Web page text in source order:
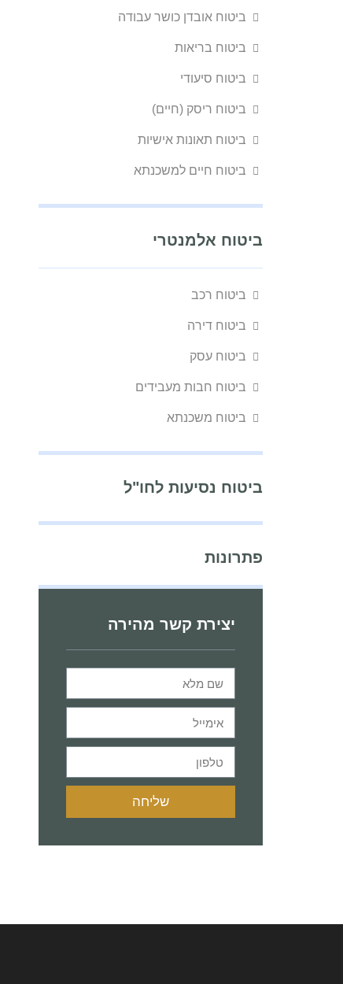
ביטוח אובדן כושר עבודה
ביטוח בריאות
ביטוח סיעודי
ביטוח ריסק (חיים)
ביטוח תאונות אישיות
ביטוח חיים למשכנתא
ביטוח אלמנטרי
ביטוח רכב
ביטוח דירה
ביטוח עסק
ביטוח חבות מעבידים
ביטוח משכנתא
ביטוח נסיעות לחו"ל
פתרונות
יצירת קשר מהירה
שליחה